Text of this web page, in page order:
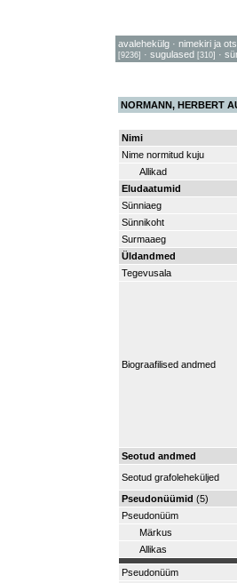
avalehekülg · nimekiri ja
[9236] · sugulased [310] ·
NORMANN, HERBERT
Nimi
Nime normitud kuju
Allikad
Eludaatumid
Sünniaeg
Sünnikoht
Surmaaeg
Üldandmed
Tegevusala
Biograafilised andmed
Seotud andmed
Seotud grafoleheküljed
Pseudonüümid (5)
Pseudonüüm
Märkus
Allikas
Pseudonüüm